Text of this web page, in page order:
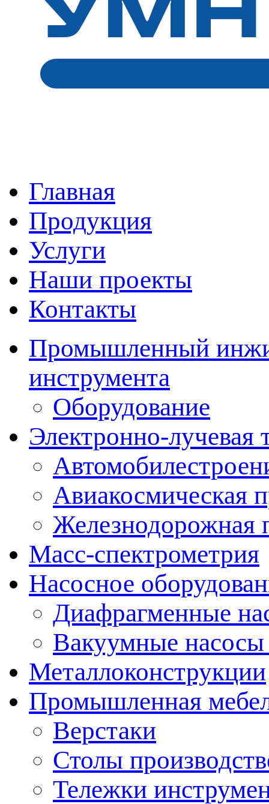
Главная
Продукция
Услуги
Наши проекты
Контакты
Промышленный
инструмента
Оборудование
Электронно-лучевая
Авиакосмическая
Железнодорожная
Масс-спектрометрия
Насосное
Диафрагменные
Вакуумные
Металлоконструкции
Промышленная
Верстаки
Столы
Тележки